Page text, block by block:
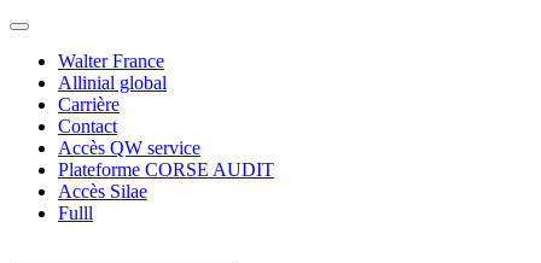
Walter France
Allinial global
Carrière
Contact
Accès QW service
Plateforme CORSE AUDIT
Accès Silae
Fulll